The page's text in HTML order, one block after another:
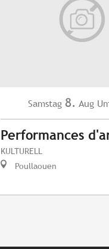
Samstag 8. Aug
Performances
KULTURELL
Poullaouen